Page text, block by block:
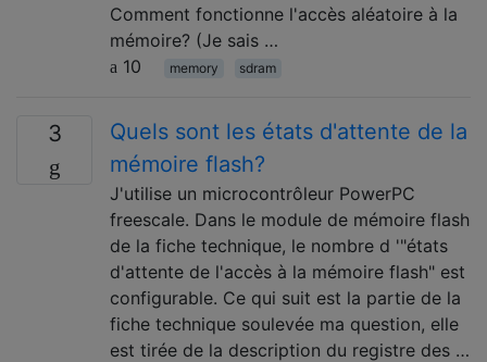
Comment fonctionne l'accès aléatoire à la
mémoire? (Je sais …
10
memory sdram
3
Quels sont les états d'attente de la
mémoire flash?
J'utilise un microcontrôleur PowerPC
freescale. Dans le module de mémoire flash
de la fiche technique, le nombre d '"états
d'attente de l'accès à la mémoire flash" est
configurable. Ce qui suit est la partie de la
fiche technique soulevée ma question, elle
est tirée de la description du registre des …